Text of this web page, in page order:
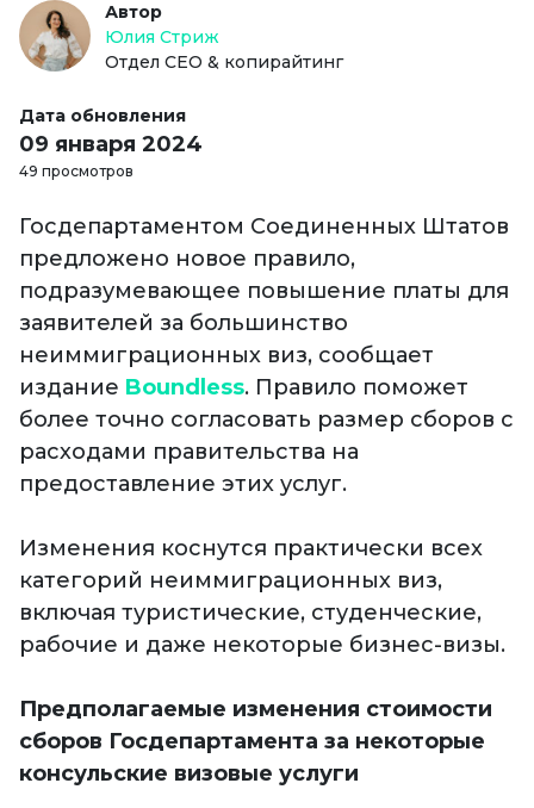
Автор
Юлия Стриж
Отдел СЕО & копирайтинг
Дата обновления
09 января 2024
49 просмотров
Госдепартаментом Соединенных Штатов
предложено новое правило,
подразумевающее повышение платы для
заявителей за большинство
неиммиграционных виз, сообщает
издание Boundless. Правило поможет
более точно согласовать размер сборов с
расходами правительства на
предоставление этих услуг.
Изменения коснутся практически всех
категорий неиммиграционных виз,
включая туристические, студенческие,
рабочие и даже некоторые бизнес-визы.
Предполагаемые изменения стоимости
сборов Госдепартамента за некоторые
консульские визовые услуги